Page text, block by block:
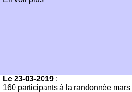
Le 23-03-2019 :
160 participants à la randonnée